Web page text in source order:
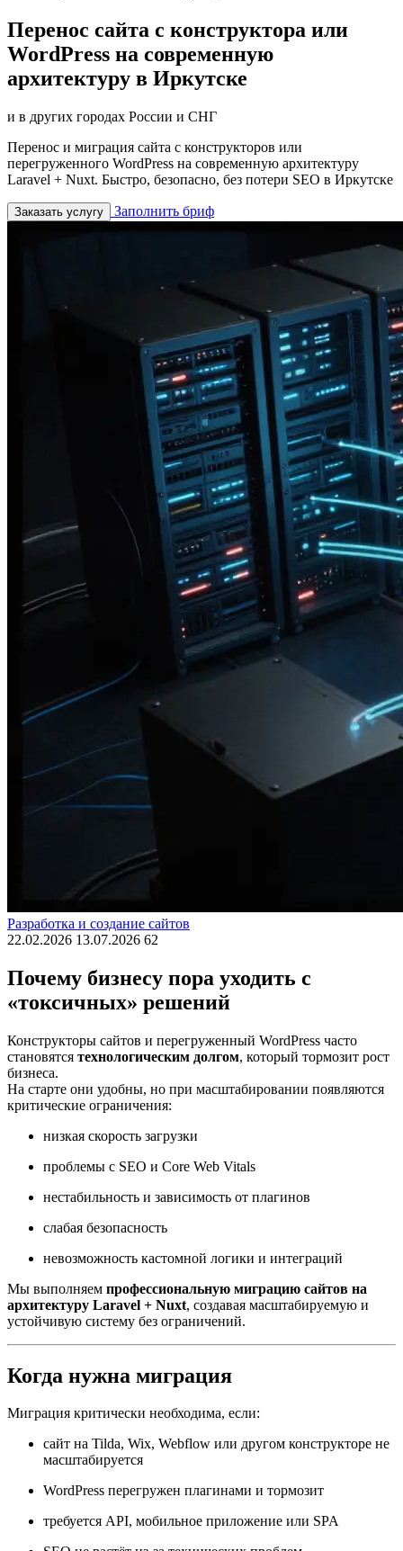
Перенос сайта с конструктора или
WordPress на современную
архитектуру в Иркутске
и в других городах России и СНГ
Перенос и миграция сайта с конструкторов или
перегруженного WordPress на современную архитектуру
Laravel + Nuxt. Быстро, безопасно, без потери SEO в Иркутске
Заказать услугу Заполнить бриф
Разработка и создание сайтов
22.02.2026 13.07.2026 62
Почему бизнесу пора уходить с
«токсичных» решений
Конструкторы сайтов и перегруженный WordPress часто
становятся технологическим долгом, который тормозит рост
бизнеса.
На старте они удобны, но при масштабировании появляются
критические ограничения:
низкая скорость загрузки
проблемы с SEO и Core Web Vitals
нестабильность и зависимость от плагинов
слабая безопасность
невозможность кастомной логики и интеграций
Мы выполняем профессиональную миграцию сайтов на
архитектуру Laravel + Nuxt, создавая масштабируемую и
устойчивую систему без ограничений.
Когда нужна миграция
Миграция критически необходима, если:
сайт на Tilda, Wix, Webflow или другом конструкторе не
масштабируется
WordPress перегружен плагинами и тормозит
требуется API, мобильное приложение или SPA